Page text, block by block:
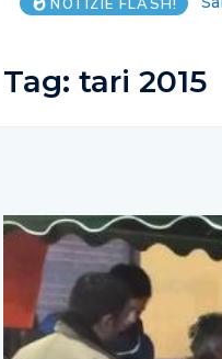
Tag:tari 2015